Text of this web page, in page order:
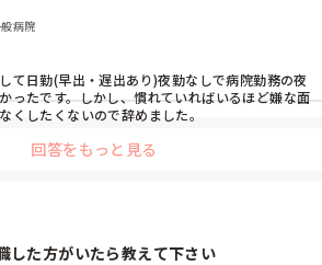
病院
て日勤(早出・遅出あり)夜勤なしで病院勤務の夜
ったです。しかし、慣れていればいるほど嫌な面
くしたくないので辞めました。
回答をもっと見る
した方がいたら教えて下さい